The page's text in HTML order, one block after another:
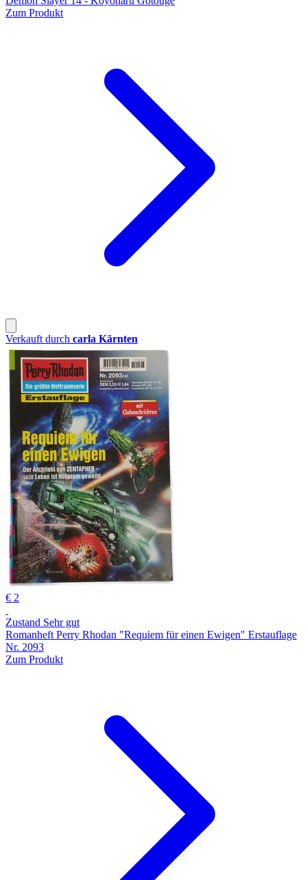
Zum Produkt
Verkauft durch carla Kärnten
€ 2
Zustand Sehr gut
Romanheft Perry Rhodan "Requiem für einen Ewigen" Erstauflage
Nr. 2093
Zum Produkt